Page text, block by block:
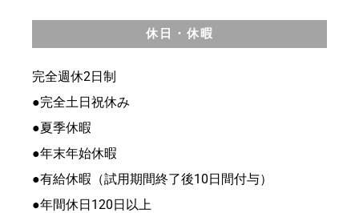
休日・休暇
完全週休2日制
●完全土日祝休み
●夏季休暇
●年末年始休暇
●有給休暇（試用期間終了後10日間付与）
●年間休日120日以上